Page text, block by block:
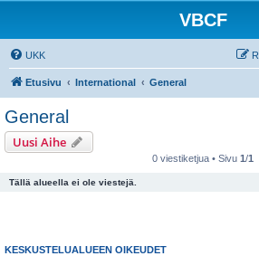
VBCF
UKK
Etusivu International General
General
Uusi Aihe
0 viestiketjua • Sivu 1/1
Tällä alueella ei ole viestejä.
KESKUSTELUALUEEN OIKEUDET